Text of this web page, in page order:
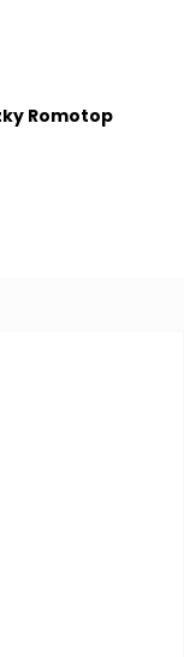
Romotop
hvězdiček.
5 hvězdiček.
hvězdiček.